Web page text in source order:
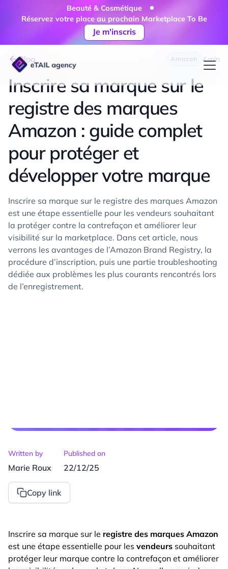
Beauté & Cosmétique
Réservez votre place au prochain Marketplace To Be
Je m'inscris
Blog Amazon 4 min
Inscrire sa marque sur le
registre des marques
Amazon : guide complet
pour protéger et
développer votre marque
Inscrire sa marque sur le registre des marques Amazon
est une étape essentielle pour les vendeurs souhaitant
la protéger contre la contrefaçon et améliorer leur
visibilité sur la marketplace. Dans cet article, nous
verrons les avantages de l’Amazon Brand Registry, la
procédure d’inscription, puis une partie troubleshooting
dédiée aux problèmes les plus courants rencontrés lors
de l’enregistrement.
Written by
Marie Roux
Published on
22/12/25
Copy link
Inscrire sa marque sur le registre des marques Amazon
est une étape essentielle pour les vendeurs souhaitant
protéger leur marque contre la contrefaçon et améliorer